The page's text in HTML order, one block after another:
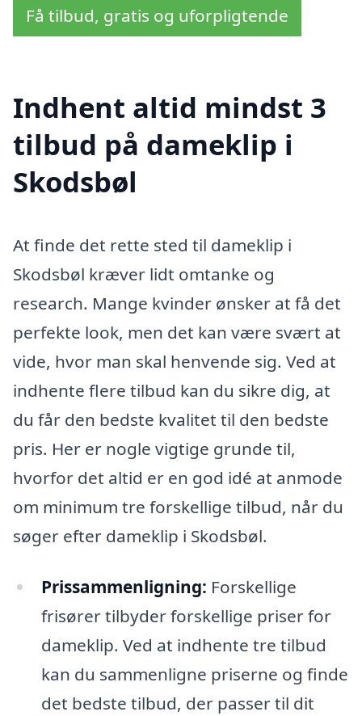
Få tilbud, gratis og uforpligtende
Indhent altid mindst 3
tilbud på dameklip i
Skodsbøl
At finde det rette sted til dameklip i
Skodsbøl kræver lidt omtanke og
research. Mange kvinder ønsker at få det
perfekte look, men det kan være svært at
vide, hvor man skal henvende sig. Ved at
indhente flere tilbud kan du sikre dig, at
du får den bedste kvalitet til den bedste
pris. Her er nogle vigtige grunde til,
hvorfor det altid er en god idé at anmode
om minimum tre forskellige tilbud, når du
søger efter dameklip i Skodsbøl.
Prissammenligning: Forskellige
frisører tilbyder forskellige priser for
dameklip. Ved at indhente tre tilbud
kan du sammenligne priserne og finde
det bedste tilbud, der passer til dit